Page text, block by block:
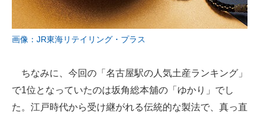
画像：JR東海リテイリング・プラス
ちなみに、今回の「名古屋駅の人気土産ランキング」
で1位となっていたのは坂角総本舖の「ゆかり」でし
た。江戸時代から受け継がれる伝統的な製法で、真っ直